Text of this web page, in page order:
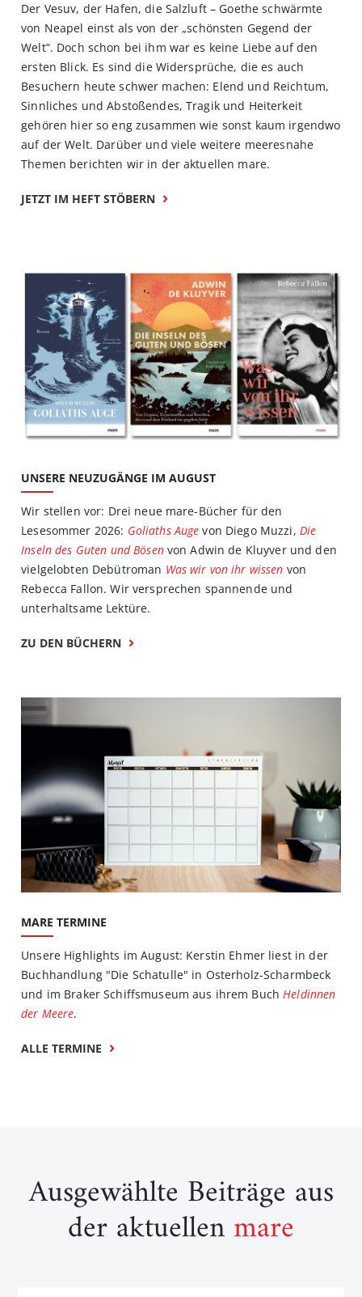
Der Vesuv, der Hafen, die Salzluft – Goethe schwärmte
von Neapel einst als von der „schönsten Gegend der
Welt“. Doch schon bei ihm war es keine Liebe auf den
ersten Blick. Es sind die Widersprüche, die es auch
Besuchern heute schwer machen: Elend und Reichtum,
Sinnliches und Abstoßendes, Tragik und Heiterkeit
gehören hier so eng zusammen wie sonst kaum irgendwo
auf der Welt. Darüber und viele weitere meeresnahe
Themen berichten wir in der aktuellen mare.
JETZT IM HEFT STÖBERN
UNSERE NEUZUGÄNGE IM AUGUST
Wir stellen vor: Drei neue mare-Bücher für den
Lesesommer 2026: Goliaths Auge von Diego Muzzi, Die
Inseln des Guten und Bösenvon Adwin de Kluyver und den
vielgelobten Debütroman Was wir von ihr wissen von
Rebecca Fallon. Wir versprechen spannende und
unterhaltsame Lektüre.
ZU DEN BÜCHERN
MARE TERMINE
Unsere Highlights im August: Kerstin Ehmer liest in der
Buchhandlung "Die Schatulle" in Osterholz-Scharmbeck
und im Braker Schiffsmuseum aus ihrem BuchHeldinnen
der Meere.
ALLE TERMINE
Ausgewählte Beiträge aus
der aktuellenmare